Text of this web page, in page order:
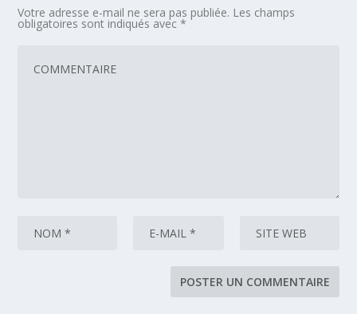
Votre adresse e-mail ne sera pas publiée. Les champs
obligatoires sont indiqués avec*